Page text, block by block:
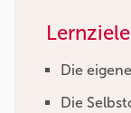
Lernziele
Die
Die